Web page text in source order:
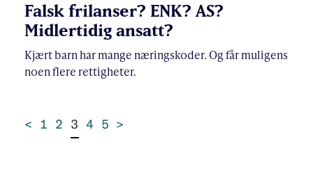
Falsk frilanser? ENK? AS?
Midlertidig ansatt?
Kjært barn har mange næringskoder. Og får muligens
noen flere rettigheter.
< 1 2 3 4 5 >